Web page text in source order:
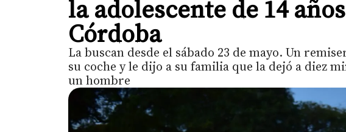
la adolescente de 14
Córdoba
La buscan desde el sábado 23 de mayo. Un
su coche y le dijo a su familia que la dejó a diez
un hombre